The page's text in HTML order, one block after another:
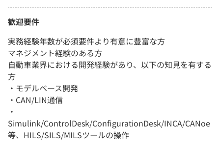
歓迎要件
実務経験年数が必須要件より有意に豊富な方
マネジメント経験のある方
自動車業界における開発経験があり、以下の知見を有する
方
・モデルベース開発
・CAN/LIN通信
・
Simulink/ControlDesk/ConfigurationDesk/INCA/CANoe
等、HILS/SILS/MILSツールの操作